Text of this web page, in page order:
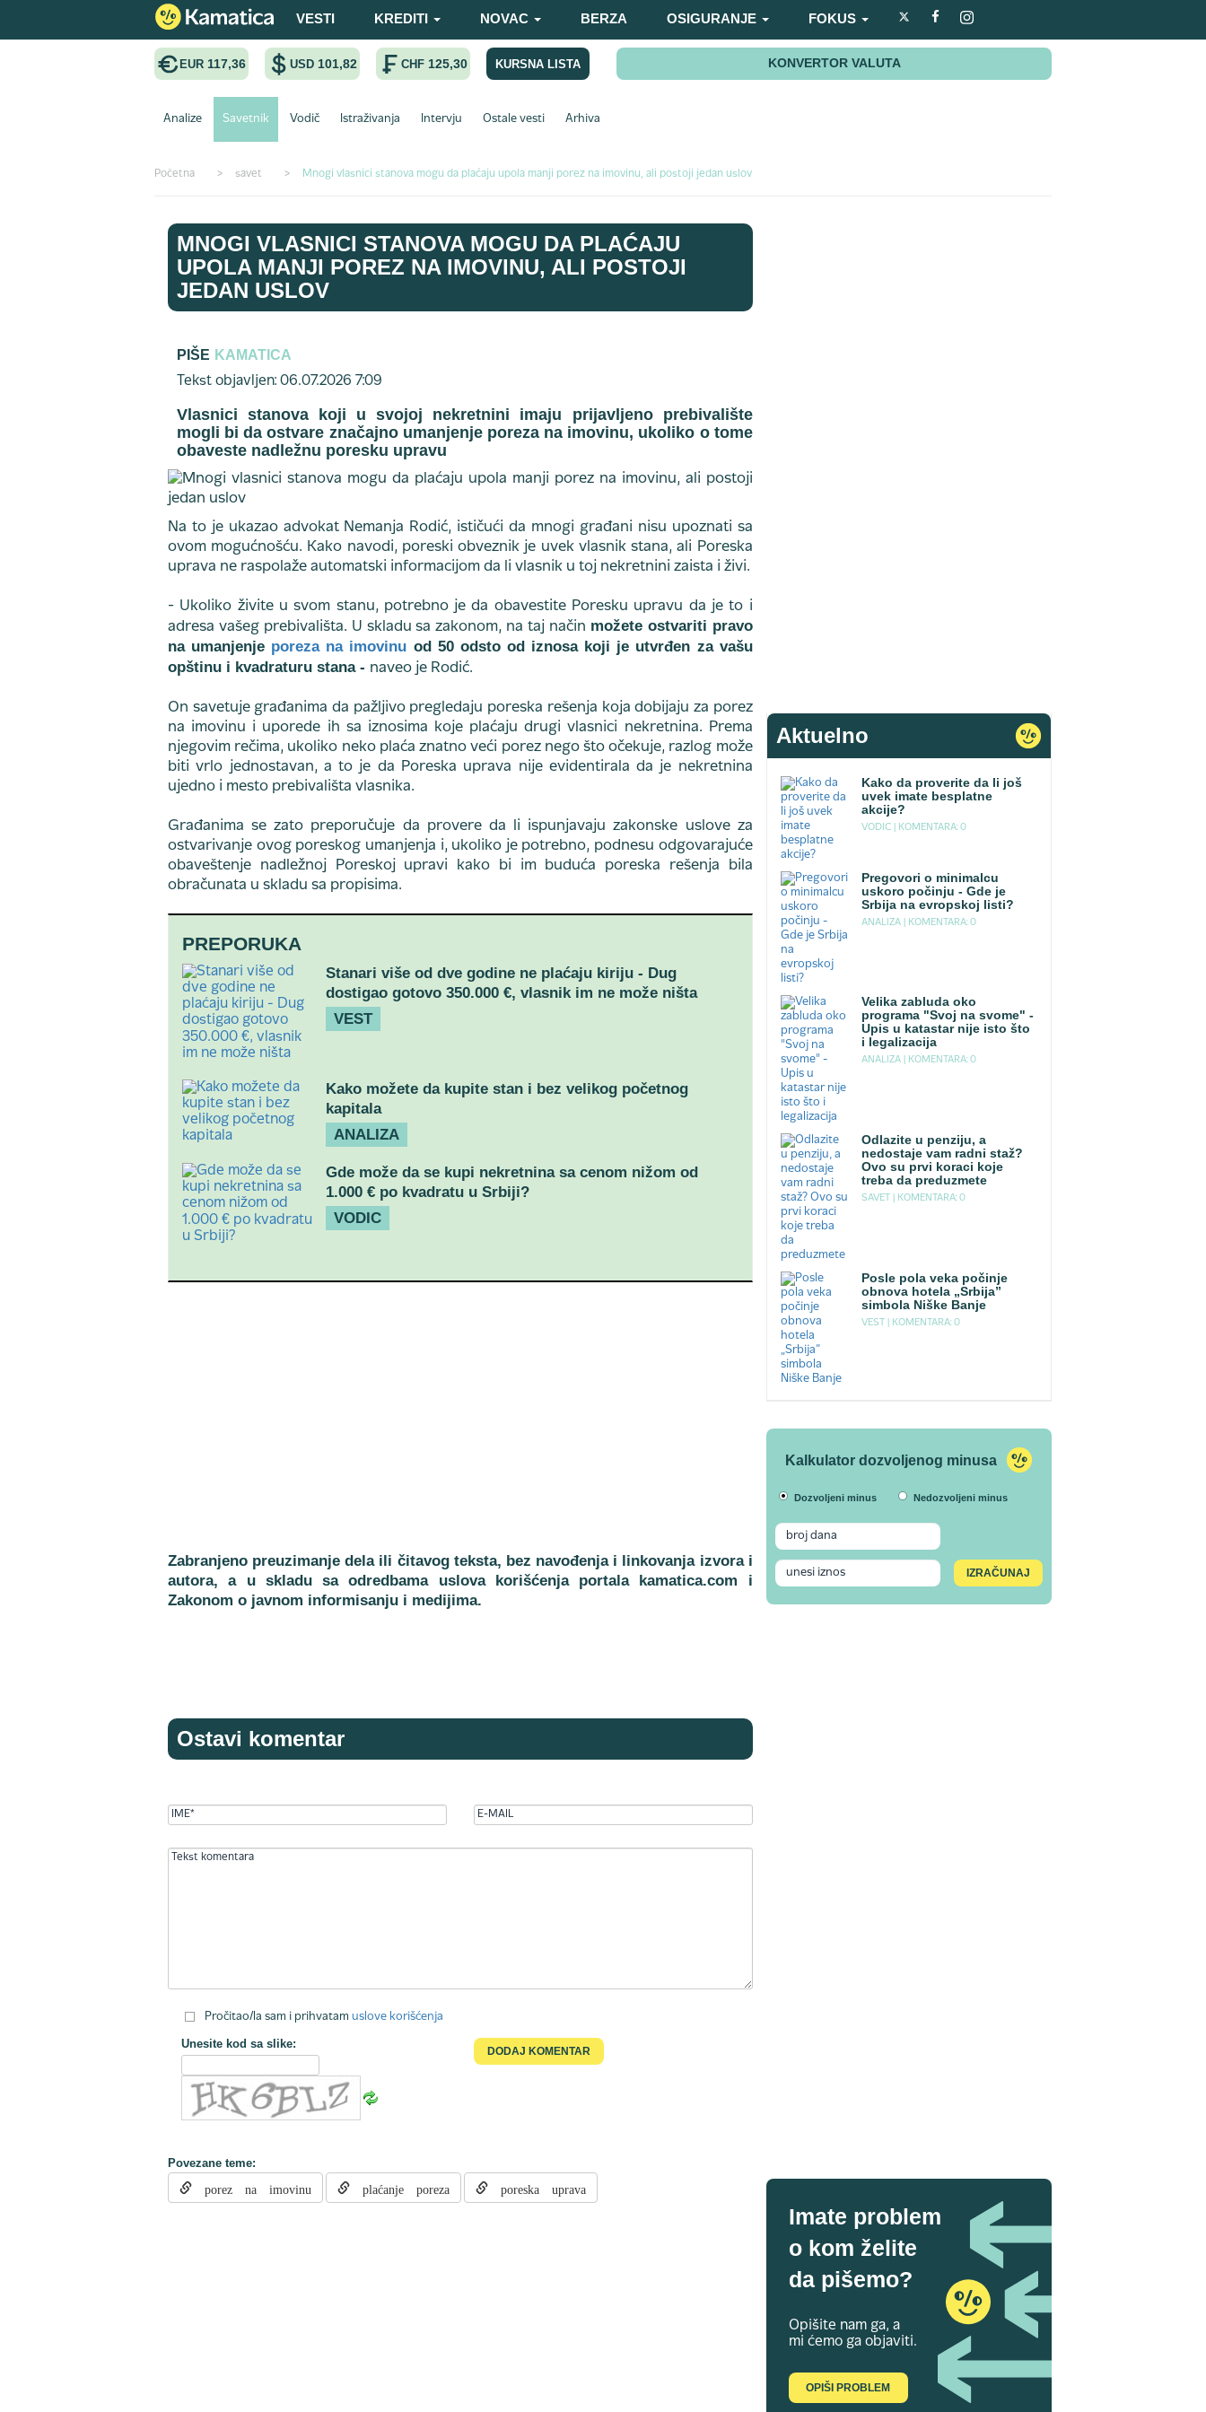
VESTI KREDITI NOVAC BERZA OSIGURANJE FOKUS
EUR 117,36 USD 101,82 CHF 125,30 KURSNA LISTA KONVERTOR VALUTA
Analize Savetnik Vodič Istraživanja Intervju Ostale vesti Arhiva
Početna > savet > Mnogi vlasnici stanova mogu da plaćaju upola manji porez na imovinu, ali postoji jedan uslov
MNOGI VLASNICI STANOVA MOGU DA PLAĆAJU
UPOLA MANJI POREZ NA IMOVINU, ALI POSTOJI
JEDAN USLOV
PIŠE KAMATICA
Tekst objavljen: 06.07.2026 7:09
Vlasnici stanova koji u svojoj nekretnini imaju prijavljeno prebivalište
mogli bi da ostvare značajno umanjenje poreza na imovinu, ukoliko o tome
obaveste nadležnu poresku upravu
Na to je ukazao advokat Nemanja Rodić, ističući da mnogi građani nisu upoznati sa
ovom mogućnošću. Kako navodi, poreski obveznik je uvek vlasnik stana, ali Poreska
uprava ne raspolaže automatski informacijom da li vlasnik u toj nekretnini zaista i živi.
- Ukoliko živite u svom stanu, potrebno je da obavestite Poresku upravu da je to i
adresa vašeg prebivališta. U skladu sa zakonom, na taj način možete ostvariti pravo
na umanjenje poreza na imovinu od 50 odsto od iznosa koji je utvrđen za vašu
opštinu i kvadraturu stana - naveo je Rodić.
On savetuje građanima da pažljivo pregledaju poreska rešenja koja dobijaju za porez
na imovinu i uporede ih sa iznosima koje plaćaju drugi vlasnici nekretnina. Prema
njegovim rečima, ukoliko neko plaća znatno veći porez nego što očekuje, razlog može
biti vrlo jednostavan, a to je da Poreska uprava nije evidentirala da je nekretnina
ujedno i mesto prebivališta vlasnika.
Građanima se zato preporučuje da provere da li ispunjavaju zakonske uslove za
ostvarivanje ovog poreskog umanjenja i, ukoliko je potrebno, podnesu odgovarajuće
obaveštenje nadležnoj Poreskoj upravi kako bi im buduća poreska rešenja bila
obračunata u skladu sa propisima.
PREPORUKA
Stanari više od dve godine ne plaćaju kiriju - Dug
dostigao gotovo 350.000 €, vlasnik im ne može ništa
VEST
Kako možete da kupite stan i bez velikog početnog
kapitala
ANALIZA
Gde može da se kupi nekretnina sa cenom nižom od
1.000 € po kvadratu u Srbiji?
VODIC
Zabranjeno preuzimanje dela ili čitavog teksta, bez navođenja i linkovanja izvora i
autora, a u skladu sa odredbama uslova korišćenja portala kamatica.com i
Zakonom o javnom informisanju i medijima.
Ostavi komentar
Pročitao/la sam i prihvatam uslove korišćenja
Unesite kod sa slike:
Povezane teme:
porez na imovinu plaćanje poreza poreska uprava
Aktuelno
Kako da proverite da li još
uvek imate besplatne
akcije?
VODIC | KOMENTARA: 0
Pregovori o minimalcu
uskoro počinju - Gde je
Srbija na evropskoj listi?
ANALIZA | KOMENTARA: 0
Velika zabluda oko
programa "Svoj na svome" -
Upis u katastar nije isto što
i legalizacija
ANALIZA | KOMENTARA: 0
Odlazite u penziju, a
nedostaje vam radni staž?
Ovo su prvi koraci koje
treba da preduzmete
SAVET | KOMENTARA: 0
Posle pola veka počinje
obnova hotela „Srbija”
simbola Niške Banje
VEST | KOMENTARA: 0
Kalkulator dozvoljenog minusa
Dozvoljeni minus Nedozvoljeni minus
Imate problem
o kom želite
da pišemo?
Opišite nam ga, a
mi ćemo ga objaviti.
OPIŠI PROBLEM